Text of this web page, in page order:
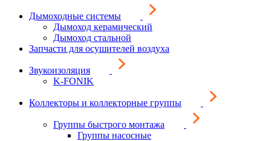
Дымоходные системы
Дымоход керамический
Дымоход стальной
Запчасти для осушителей воздуха
Звукоизоляция
K-FONIK
Коллекторы и коллекторные группы
Группы быстрого монтажа
Группы насосные